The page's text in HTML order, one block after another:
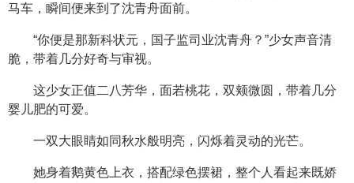
马车，瞬间便来到了沈青舟面前。
“你便是那新科状元，国子监司业沈青舟？”少女声音清
脆，带着几分好奇与审视。
这少女正值二八芳华，面若桃花，双颊微圆，带着几分
婴儿肥的可爱。
一双大眼睛如同秋水般明亮，闪烁着灵动的光芒。
她身着鹅黄色上衣，搭配绿色摆裙，整个人看起来既娇